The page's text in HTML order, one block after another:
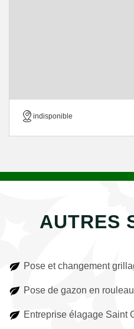
indisponible
AUTRES
Pose et changement
Pose de gazon en
Entreprise élagage Saint